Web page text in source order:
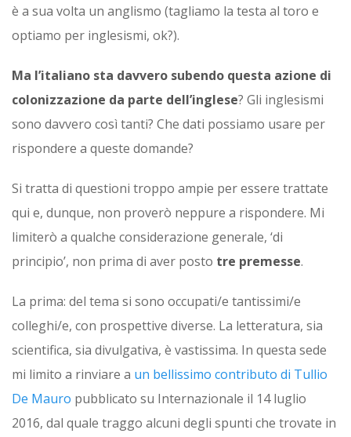
è a sua volta un anglismo (tagliamo la testa al toro e
optiamo per inglesismi, ok?).
Ma l’italiano sta davvero subendo questa azione di
colonizzazione da parte dell’inglese? Gli inglesismi
sono davvero così tanti? Che dati possiamo usare per
rispondere a queste domande?
Si tratta di questioni troppo ampie per essere trattate
qui e, dunque, non proverò neppure a rispondere. Mi
limiterò a qualche considerazione generale, ‘di
principio’, non prima di aver posto tre premesse.
La prima: del tema si sono occupati/e tantissimi/e
colleghi/e, con prospettive diverse. La letteratura, sia
scientifica, sia divulgativa, è vastissima. In questa sede
mi limito a rinviare a un bellissimo contributo di Tullio
De Mauro pubblicato su Internazionale il 14 luglio
2016, dal quale traggo alcuni degli spunti che trovate in